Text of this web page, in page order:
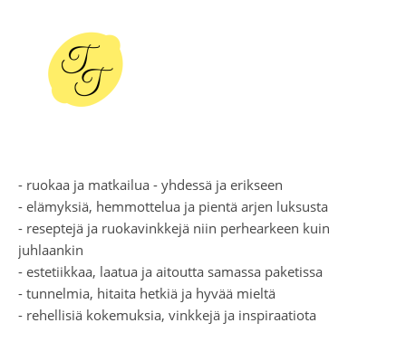
- ruokaa ja matkailua - yhdessä ja erikseen
- elämyksiä, hemmottelua ja pientä arjen luksusta
- reseptejä ja ruokavinkkejä niin perhearkeen kuin
juhlaankin
- estetiikkaa, laatua ja aitoutta samassa paketissa
- tunnelmia, hitaita hetkiä ja hyvää mieltä
- rehellisiä kokemuksia, vinkkejä ja inspiraatiota